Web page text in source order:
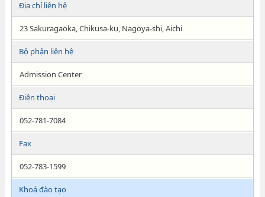
Địa chỉ liên hệ
23 Sakuragaoka, Chikusa-ku, Nagoya-shi, Aichi
Bộ phận liên hệ
Admission Center
Điện thoại
052-781-7084
Fax
052-783-1599
Khoá đào tạo